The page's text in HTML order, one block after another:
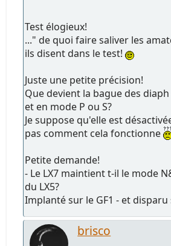
Test élogieux!
..." de quoi faire saliver les
ils disent dans le test!
Juste une petite précision!
Que devient la bague des
et en mode P ou S?
Je suppose qu'elle est
pas comment cela fonctionne
Petite demande!
- Le LX7 maintient t-il le mode
du LX5?
Implanté sur le GF1 - et disparu
brisco